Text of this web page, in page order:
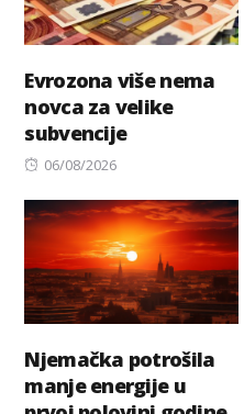
Evrozona više nema
novca za velike
subvencije
Posted
06/08/2026
Njemačka potrošila
manje energije u